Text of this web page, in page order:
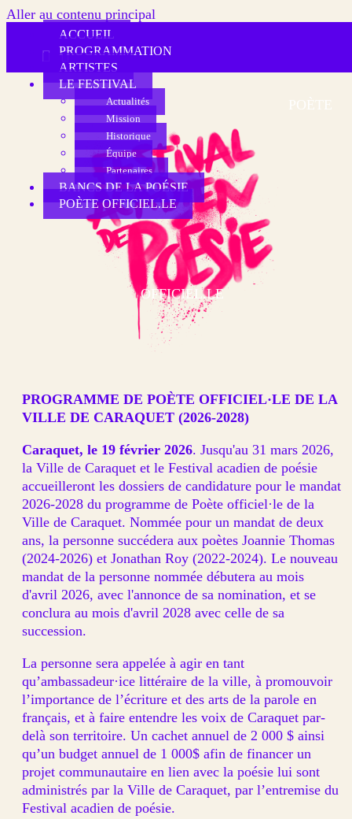
Aller au contenu principal
ACCUEIL
PROGRAMMATION
ARTISTES
LE FESTIVAL
Actualités
Mission
Historique
Équipe
Partenaires
BANCS DE LA POÉSIE
POÈTE OFFICIEL.LE
POÈTE
OFFICIEL.LE
PROGRAMME DE POÈTE OFFICIEL·LE DE LA
VILLE DE CARAQUET (2026-2028)
Caraquet, le 19 février 2026. Jusqu'au 31 mars 2026,
la Ville de Caraquet et le Festival acadien de poésie
accueilleront les dossiers de candidature pour le mandat
2026-2028 du programme de Poète officiel·le de la
Ville de Caraquet. Nommée pour un mandat de deux
ans, la personne succédera aux poètes Joannie Thomas
(2024-2026) et Jonathan Roy (2022-2024). Le nouveau
mandat de la personne nommée débutera au mois
d'avril 2026, avec l'annonce de sa nomination, et se
conclura au mois d'avril 2028 avec celle de sa
succession.
La personne sera appelée à agir en tant
qu’ambassadeur·ice littéraire de la ville, à promouvoir
l’importance de l’écriture et des arts de la parole en
français, et à faire entendre les voix de Caraquet par-
delà son territoire. Un cachet annuel de 2 000 $ ainsi
qu’un budget annuel de 1 000$ afin de financer un
projet communautaire en lien avec la poésie lui sont
administrés par la Ville de Caraquet, par l’entremise du
Festival acadien de poésie.